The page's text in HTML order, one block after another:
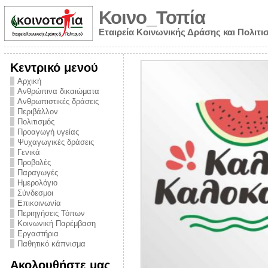
Κοινο_Τοπία
Εταιρεία Κοινωνικής Δράσης και
Κεντρικό μενού
Αρχική
Ανθρώπινα δικαιώματα
Ανθρωπιστικές δράσεις
Περιβάλλον
Πολιτισμός
Προαγωγή υγείας
Ψυχαγωγικές δράσεις
Γενικά
Προβολές
Παραγωγές
Ημερολόγιο
Σύνδεσμοι
Επικοινωνία
Περιηγήσεις Τόπων
Κοινωνική Παρέμβαση
Εργαστήρια
Παθητικό κάπνισμα
Ακολουθήστε μας
από την
την ημέρα
και
στο
Πρόληψης